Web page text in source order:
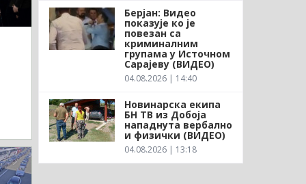
Берјан: Видео
показује ко је
повезан са
криминалним
групама у Источном
Сарајеву (ВИДЕО)
04.08.2026 | 14:40
Новинарска екипа
БН ТВ из Добоја
нападнута вербално
и физички (ВИДЕО)
04.08.2026 | 13:18